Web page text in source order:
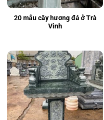
20 mẫu cây hương đá ở Trà
Vinh